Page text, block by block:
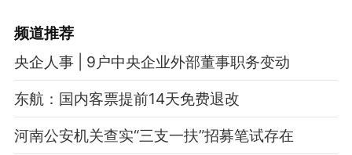
频道推荐
央企人事 | 9户中央企业外部董事职务变动
东航：国内客票提前14天免费退改
河南公安机关查实“三支一扶”招募笔试存在